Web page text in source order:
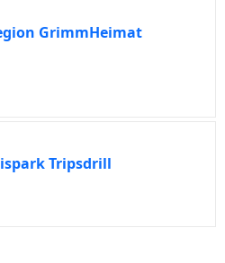
GrimmHeimat
Tripsdrill